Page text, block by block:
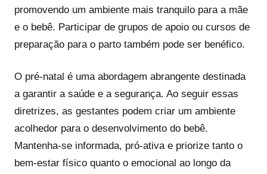
promovendo um ambiente mais tranquilo para a mãe
e o bebê. Participar de grupos de apoio ou cursos de
preparação para o parto também pode ser benéfico.
O pré-natal é uma abordagem abrangente destinada
a garantir a saúde e a segurança. Ao seguir essas
diretrizes, as gestantes podem criar um ambiente
acolhedor para o desenvolvimento do bebê.
Mantenha-se informada, pró-ativa e priorize tanto o
bem-estar físico quanto o emocional ao longo da